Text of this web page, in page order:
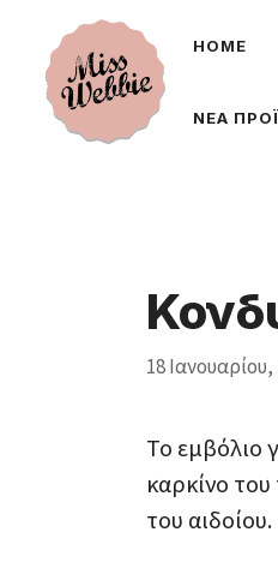
Μετάβαση
περιεχόμενο
ΗΟΜΕ
ΝΕΑ
18 Ιανουαρίου,
Το εμβόλιο
καρκίνο
του αιδοίου.